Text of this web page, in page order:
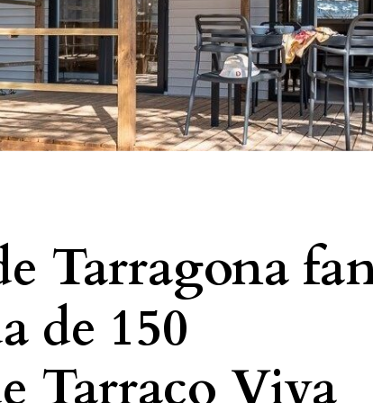
Tarragona
de 150
Tarraco Viva